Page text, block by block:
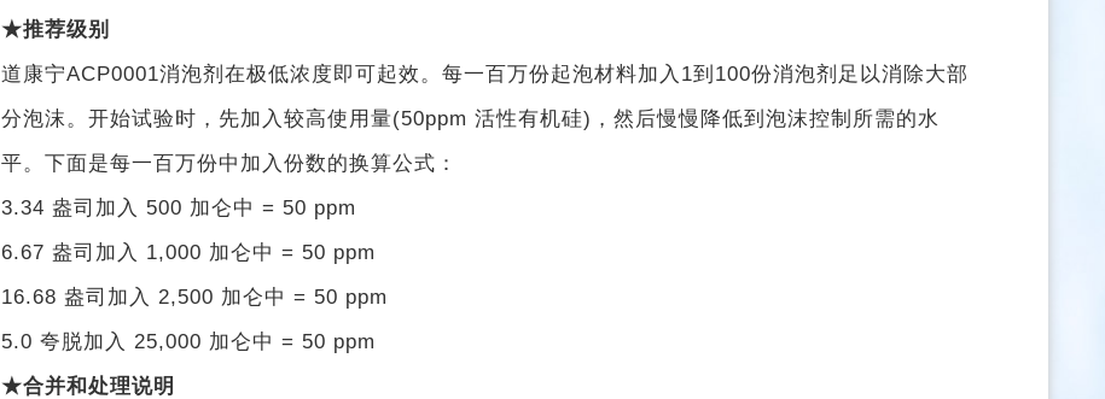
★推荐级别
道康宁ACP0001消泡剂在极低浓度即可起效。每一百万份起泡材料加入1到100份消泡剂足以消除大部
分泡沫。开始试验时，先加入较高使用量(50ppm 活性有机硅)，然后慢慢降低到泡沫控制所需的水
平。下面是每一百万份中加入份数的换算公式：
3.34 盎司加入 500 加仑中 = 50 ppm
6.67 盎司加入 1,000 加仑中 = 50 ppm
16.68 盎司加入 2,500 加仑中 = 50 ppm
5.0 夸脱加入 25,000 加仑中 = 50 ppm
★合并和处理说明